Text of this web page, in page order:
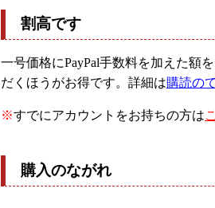
割高です
一号価格にPayPal手数料を加えた額
だくほうがお得です。詳細は購読の
※すでにアカウントをお持ちの方は
購入のながれ